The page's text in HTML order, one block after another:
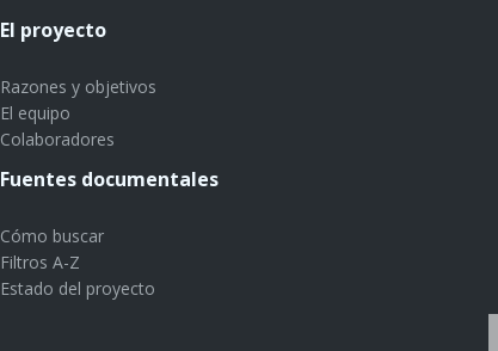
El proyecto
Razones y objetivos
El equipo
Colaboradores
Fuentes documentales
Cómo buscar
Filtros A-Z
Estado del proyecto